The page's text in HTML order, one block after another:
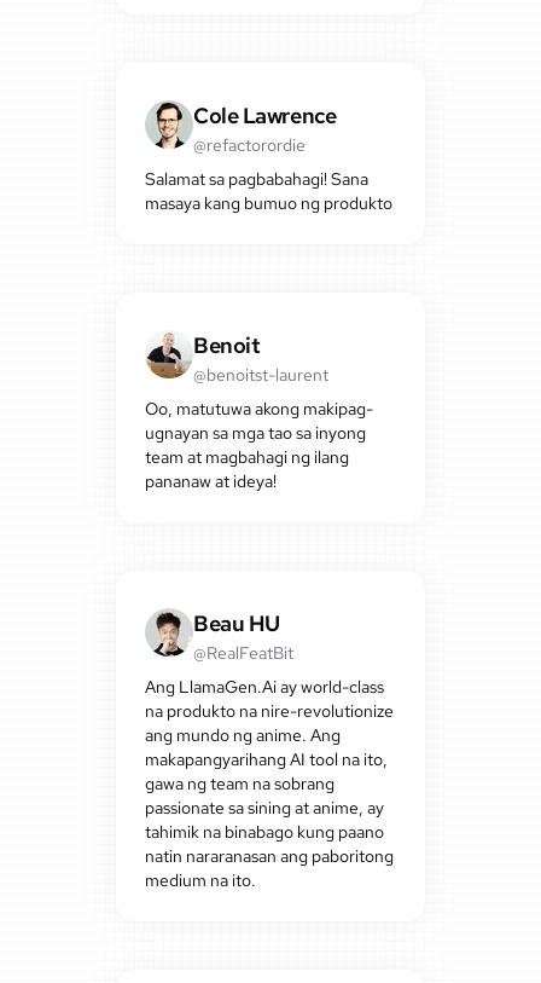
Cole Lawrence
@refactorordie
Salamat sa pagbabahagi! Sana
masaya kang bumuo ng produkto
Benoit
@benoitst-laurent
Oo, matutuwa akong makipag-
ugnayan sa mga tao sa inyong
team at magbahagi ng ilang
pananaw at ideya!
Beau HU
@RealFeatBit
Ang LlamaGen.Ai ay world-class
na produkto na nire-revolutionize
ang mundo ng anime. Ang
makapangyarihang AI tool na ito,
gawa ng team na sobrang
passionate sa sining at anime, ay
tahimik na binabago kung paano
natin nararanasan ang paboritong
medium na ito.